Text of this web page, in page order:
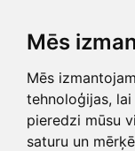
Mēs
Mēs
tehnoloģijas,
pieredzi mūsu
saturu un